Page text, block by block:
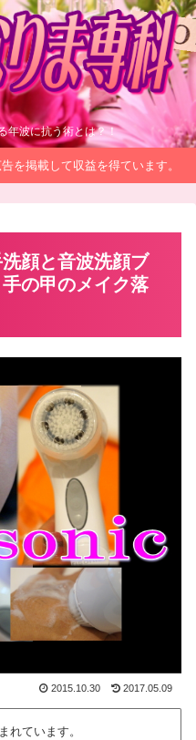
年波に抗う術とは？！
を掲載して収益を得ています。
洗顔と音波洗顔ブ
の甲のメイク落
2015.10.30 2017.05.09
れています。